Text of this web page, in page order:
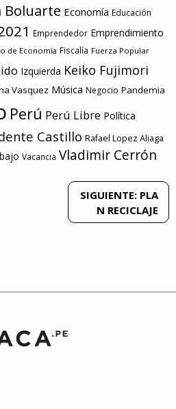
Boluarte Economía Educación
Emprendedor Emprendimiento
de Economía Fiscalía Fuerza Popular
Izquierda Keiko Fujimori
Vasquez Música Negocio Pandemia
Perú Perú Libre Política
Castillo Rafael Lopez Aliaga
Vacancia Vladimir Cerrón
SIGUIENTE: PLA
N RECICLAJE